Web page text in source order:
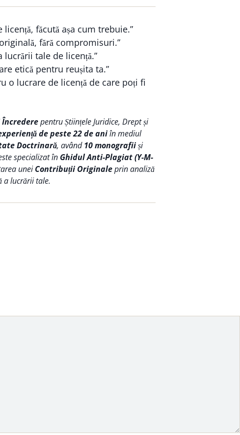
făcută așa cum trebuie.”
fără compromisuri.”
tale de licență.”
etică pentru reușita ta.”
o lucrare de licență de care poți fi
Încrederepentru Științele Juridice, Drept și
de peste 22 de aniîn mediul
Doctrinară, având10 monografiiși
specializat în Ghidul Anti-Plagiat (Y-M-
uneiContribuții Originaleprin analiză
a lucrării tale.